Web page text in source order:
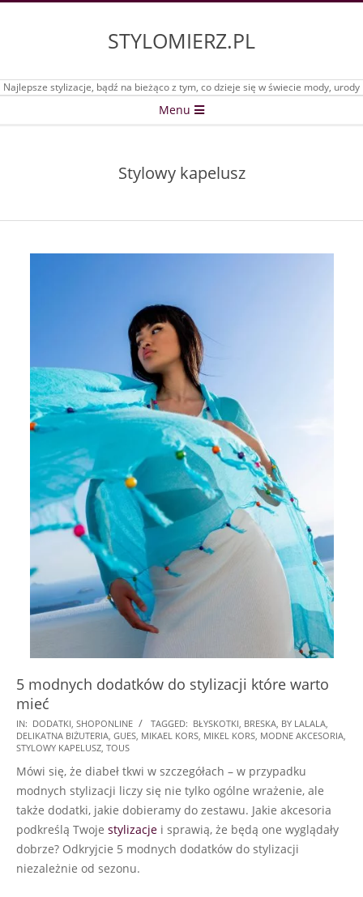
STYLOMIERZ.PL
Najlepsze stylizacje, bądź na bieżąco z tym, co dzieje się w świecie mody, urody
Menu
Stylowy kapelusz
5 modnych dodatków do stylizacji które warto
mieć
2025-
02-
IN: DODATKI, SHOPONLINE TAGGED: BŁYSKOTKI, BRESKA, BY LALALA,
DELIKATNA BIŻUTERIA, GUES, MIKAEL KORS, MIKEL KORS, MODNE AKCESORIA,
STYLOWY KAPELUSZ, TOUS
Mówi się, że diabeł tkwi w szczegółach – w przypadku
modnych stylizacji liczy się nie tylko ogólne wrażenie, ale
także dodatki, jakie dobieramy do zestawu. Jakie akcesoria
podkreślą Twoje stylizacje i sprawią, że będą one wyglądały
dobrze? Odkryjcie 5 modnych dodatków do stylizacji
niezależnie od sezonu.